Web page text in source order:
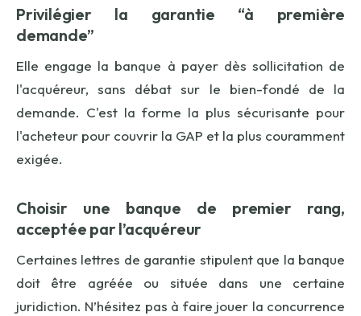
Privilégier la garantie “à première
demande”
Elle engage la banque à payer dès sollicitation de
l'acquéreur, sans débat sur le bien-fondé de la
demande. C'est la forme la plus sécurisante pour
l'acheteur pour couvrir la GAP et la plus couramment
exigée.
Choisir une banque de premier rang,
acceptée par l’acquéreur
Certaines lettres de garantie stipulent que la banque
doit être agréée ou située dans une certaine
juridiction. N’hésitez pas à faire jouer la concurrence